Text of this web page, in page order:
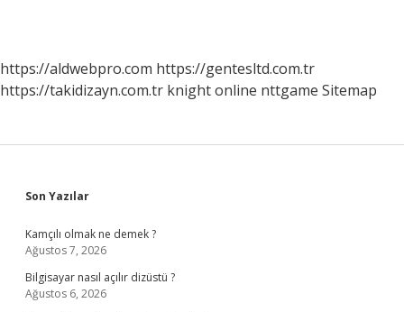
https://aldwebpro.com https://gentesltd.com.tr
https://takidizayn.com.tr knight online nttgame Sitemap
Sidebar
Son Yazılar
Kamçılı olmak ne demek ?
Ağustos 7, 2026
Bilgisayar nasıl açılır dizüstü ?
Ağustos 6, 2026